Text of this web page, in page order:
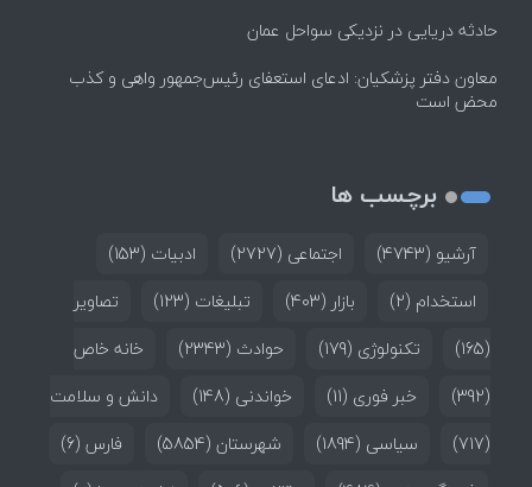
حادثه دریایی در نزدیکی سواحل عمان
معاون دفتر پزشکیان: ادعای استعفای رئیس‌جمهور واهی و کذب
محض است
برچسب ها
آرشیو (4743) اجتماعی (2727) ادبیات (153)
استخدام (2) بازار (403) تبلیغات (123)
تصاویر
(165)
تکنولوژی (179) حوادث (2343)
خانه خاص
(392)
خبر فوری (11) خواندنی (148)
دانش و سلامت
(717)
سیاسی (1894) شهرستان (5854) فارس (6)